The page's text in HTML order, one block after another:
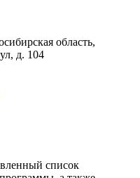
область,
д. 104
список